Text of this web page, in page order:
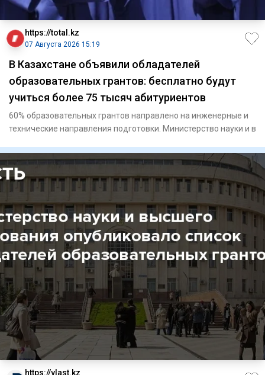
https://total.kz
07 Августа 2026 15:19
В Казахстане объявили обладателей
образовательных грантов: бесплатно будут
учиться более 75 тысяч абитуриентов
60% образовательных грантов направлено на инженерные и
технические направления подготовки. Министерство науки и в
https://vlast.kz